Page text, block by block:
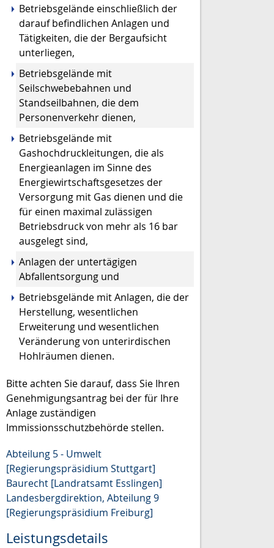
Betriebsgelände einschließlich der
darauf befindlichen Anlagen und
Tätigkeiten, die der Bergaufsicht
unterliegen,
Betriebsgelände mit
Seilschwebebahnen und
Standseilbahnen, die dem
Personenverkehr dienen,
Betriebsgelände mit
Gashochdruckleitungen, die als
Energieanlagen im Sinne des
Energiewirtschaftsgesetzes der
Versorgung mit Gas dienen und die
für einen maximal zulässigen
Betriebsdruck von mehr als 16 bar
ausgelegt sind,
Anlagen der untertägigen
Abfallentsorgung und
Betriebsgelände mit Anlagen, die der
Herstellung, wesentlichen
Erweiterung und wesentlichen
Veränderung von unterirdischen
Hohlräumen dienen.
Bitte achten Sie darauf, dass Sie Ihren
Genehmigungsantrag bei der für Ihre
Anlage zuständigen
Immissionsschutzbehörde stellen.
Abteilung 5 - Umwelt
[Regierungspräsidium Stuttgart]
Baurecht [Landratsamt Esslingen]
Landesbergdirektion, Abteilung 9
[Regierungspräsidium Freiburg]
Leistungsdetails